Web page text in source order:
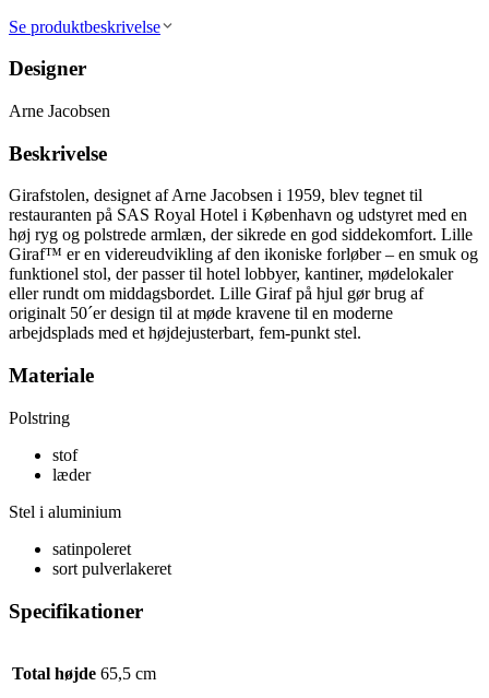
Se produktbeskrivelse
Designer
Arne Jacobsen
Beskrivelse
Girafstolen, designet af Arne Jacobsen i 1959, blev tegnet til
restauranten på SAS Royal Hotel i København og udstyret med en
høj ryg og polstrede armlæn, der sikrede en god siddekomfort. Lille
Giraf™ er en videreudvikling af den ikoniske forløber – en smuk og
funktionel stol, der passer til hotel lobbyer, kantiner, mødelokaler
eller rundt om middagsbordet. Lille Giraf på hjul gør brug af
originalt 50´er design til at møde kravene til en moderne
arbejdsplads med et højdejusterbart, fem-punkt stel.
Materiale
Polstring
stof
læder
Stel i aluminium
satinpoleret
sort pulverlakeret
Specifikationer
Total højde 65,5 cm